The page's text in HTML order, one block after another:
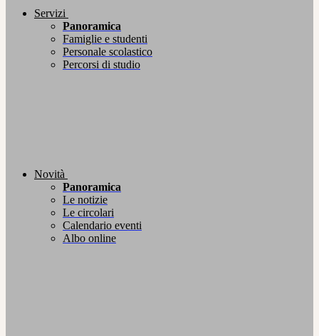
Servizi
Panoramica
Famiglie e studenti
Personale scolastico
Percorsi di studio
Novità
Panoramica
Le notizie
Le circolari
Calendario eventi
Albo online